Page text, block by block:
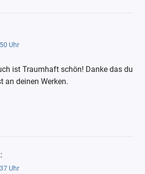
Uhr
ist Traumhaft schön! Danke das du
an deinen Werken.
Uhr